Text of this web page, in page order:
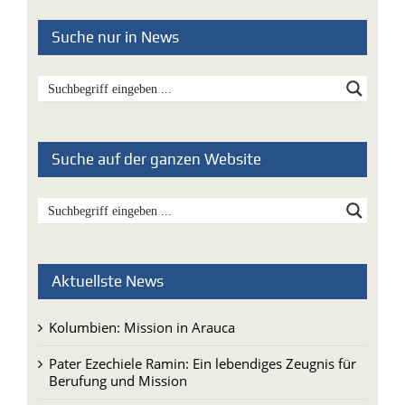
Kolumbien: Mission in Arauca
Pater Ezechiele Ramin: Ein lebendiges Zeugnis für
Seelsorgeeinheit Unterschneidheim